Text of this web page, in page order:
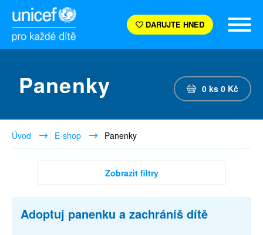
DARUJTE HNED
Panenky 0 ks 0 Kč
Úvod E-shop Panenky
Zobrazit filtry
Adoptuj panenku a zachráníš dítě